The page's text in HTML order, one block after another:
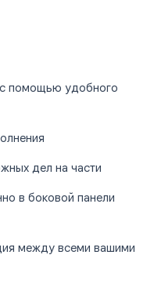
помощью удобного
дел на части
в боковой панели
между всеми вашими